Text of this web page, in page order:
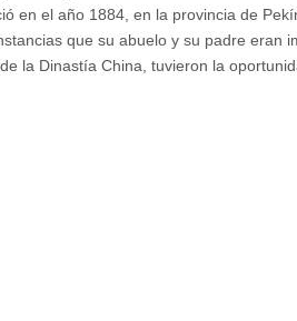
en el año 1884, en la provincia de
que su abuelo y su padre eran
la Dinastía China, tuvieron la